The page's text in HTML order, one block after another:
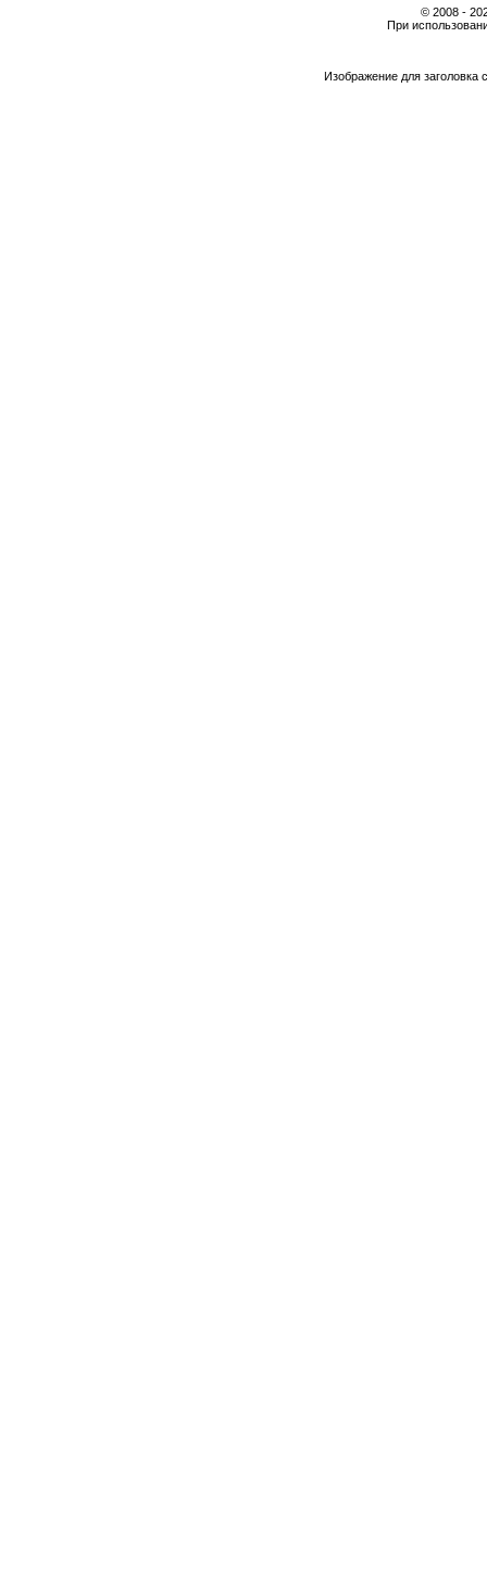
© 2008 -
При
Изображение для